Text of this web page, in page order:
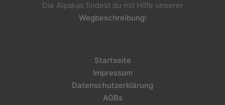
Die Alpakas findest du mit Hilfe unserer
Wegbeschreibung!
Startseite
Impressum
Datenschutzerklärung
AGBs